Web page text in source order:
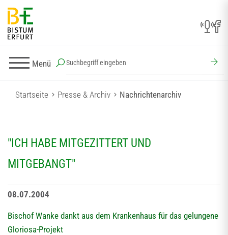
Menü
Startseite Presse & Archiv Nachrichtenarchiv
"ICH HABE MITGEZITTERT UND
MITGEBANGT"
08.07.2004
Bischof Wanke dankt aus dem Krankenhaus für das gelungene
Gloriosa-Projekt